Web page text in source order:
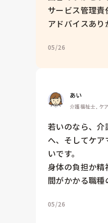
サービス管理
05/26
あい
介護福祉士, ケ
若いのなら、
へ、そしてケ
いです。
身体の負担か
間がかかる職種
05/26